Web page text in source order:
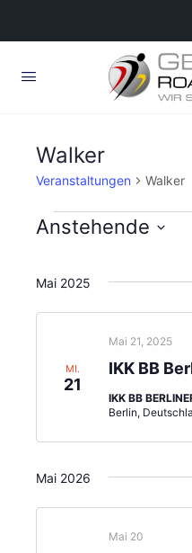
Walker
Veranstaltungen Walker
Veranstaltungen
Anstehende
wählen.
Mai 2025
MI.
21
IKK BB
Mai 21, 2025
IKK BB
Berlin,
Mai 2026
Mai 20